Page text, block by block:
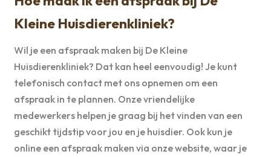
Kleine Huisdierenkliniek?
Wil je een afspraak maken bij De Kleine
Huisdierenkliniek? Dat kan heel eenvoudig! Je kunt
telefonisch contact met ons opnemen om een
afspraak in te plannen. Onze vriendelijke
medewerkers helpen je graag bij het vinden van een
geschikt tijdstip voor jou en je huisdier. Ook kun je
online een afspraak maken via onze website, waar je